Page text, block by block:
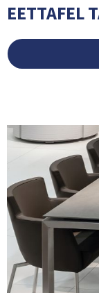
EETTAFEL